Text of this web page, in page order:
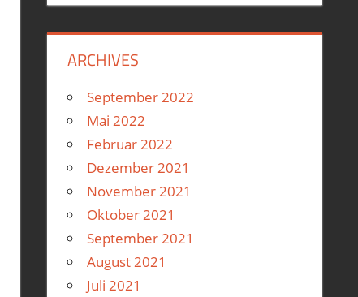
Vespa GTS300
ARCHIVES
September 2022
Mai 2022
Februar 2022
Dezember 2021
November 2021
Oktober 2021
September 2021
August 2021
Juli 2021